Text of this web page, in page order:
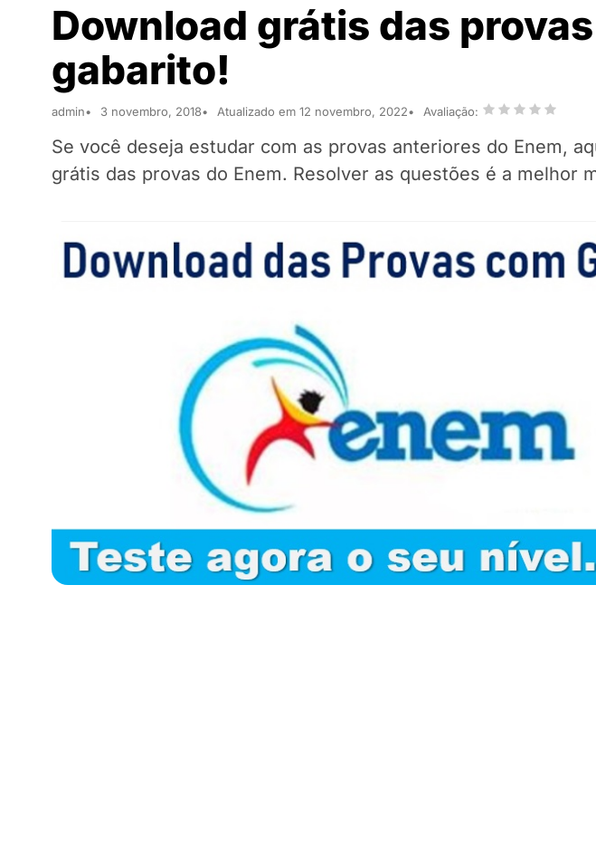
Download grátis das
gabarito!
admin 3 novembro, 2018 Atualizado em 12 novembro, 2022 Avaliação:
Se você deseja estudar com as provas anteriores do Enem,
grátis das provas do Enem. Resolver as questões é a melhor